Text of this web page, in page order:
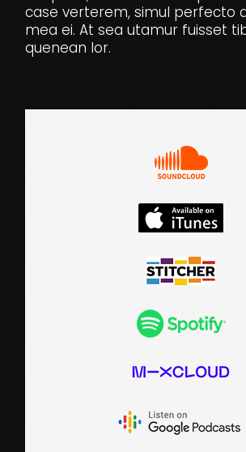
case verterem, simul perfecto
mea ei. At sea utamur fuisset
quenean lor.